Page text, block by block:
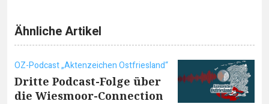
Ähnliche Artikel
OZ-Podcast „Aktenzeichen Ostfriesland“
Dritte Podcast-Folge über
die Wiesmoor-Connection